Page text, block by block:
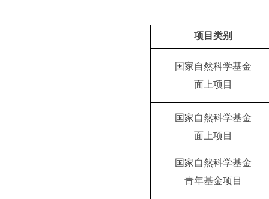
项目类别
国家自然科学基金
面上项目
国家自然科学基金
面上项目
国家自然科学基金
青年基金项目